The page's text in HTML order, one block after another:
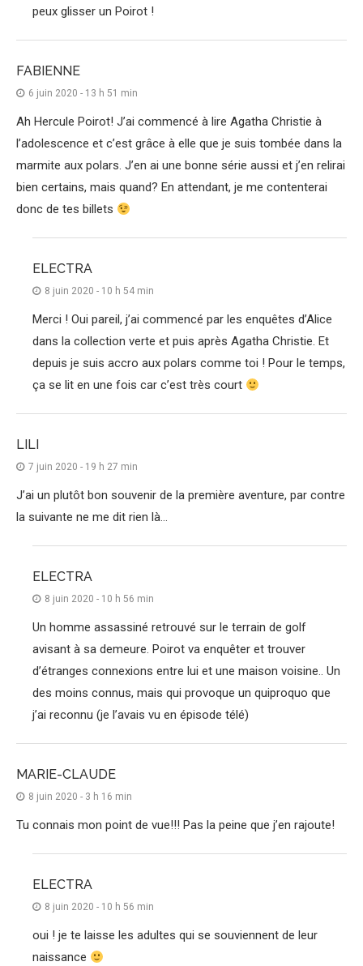
peux glisser un Poirot !
FABIENNE
6 juin 2020 - 13 h 51 min
Ah Hercule Poirot! J’ai commencé à lire Agatha Christie à
l’adolescence et c’est grâce à elle que je suis tombée dans la
marmite aux polars. J’en ai une bonne série aussi et j’en relirai
bien certains, mais quand? En attendant, je me contenterai
donc de tes billets
ELECTRA
8 juin 2020 - 10 h 54 min
Merci ! Oui pareil, j’ai commencé par les enquêtes d’Alice
dans la collection verte et puis après Agatha Christie. Et
depuis je suis accro aux polars comme toi ! Pour le temps,
ça se lit en une fois car c’est très court
LILI
7 juin 2020 - 19 h 27 min
J’ai un plutôt bon souvenir de la première aventure, par contre
la suivante ne me dit rien là…
ELECTRA
8 juin 2020 - 10 h 56 min
Un homme assassiné retrouvé sur le terrain de golf
avisant à sa demeure. Poirot va enquêter et trouver
d’étranges connexions entre lui et une maison voisine.. Un
des moins connus, mais qui provoque un quiproquo que
j’ai reconnu (je l’avais vu en épisode télé)
MARIE-CLAUDE
8 juin 2020 - 3 h 16 min
Tu connais mon point de vue!!! Pas la peine que j’en rajoute!
ELECTRA
8 juin 2020 - 10 h 56 min
oui ! je te laisse les adultes qui se souviennent de leur
naissance